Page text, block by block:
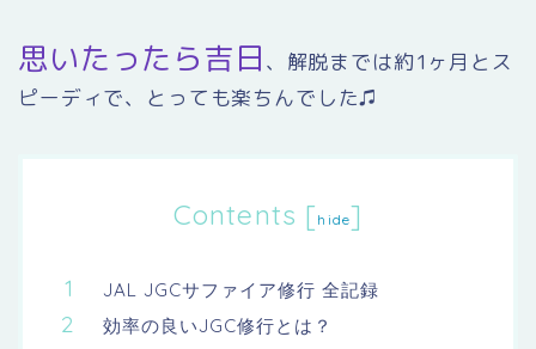
思いたったら吉日 、解脱までは約1ヶ月とス
ピーディで、とっても楽ちんでした♫
Contents [ hide]
JAL JGCサファイア修行 全記録
効率の良いJGC修行とは？